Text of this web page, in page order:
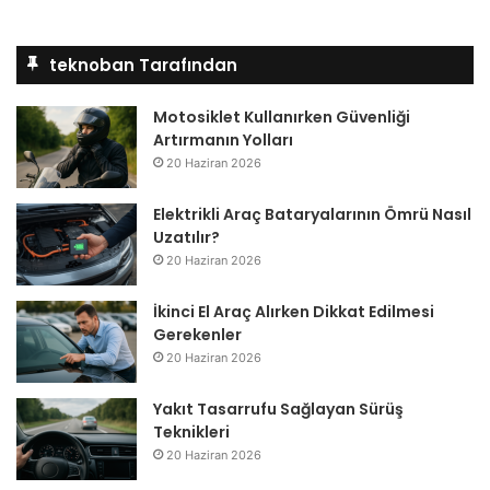
teknoban Tarafından
Motosiklet Kullanırken Güvenliği
Artırmanın Yolları
20 Haziran 2026
Elektrikli Araç Bataryalarının Ömrü Nasıl
Uzatılır?
20 Haziran 2026
İkinci El Araç Alırken Dikkat Edilmesi
Gerekenler
20 Haziran 2026
Yakıt Tasarrufu Sağlayan Sürüş
Teknikleri
20 Haziran 2026